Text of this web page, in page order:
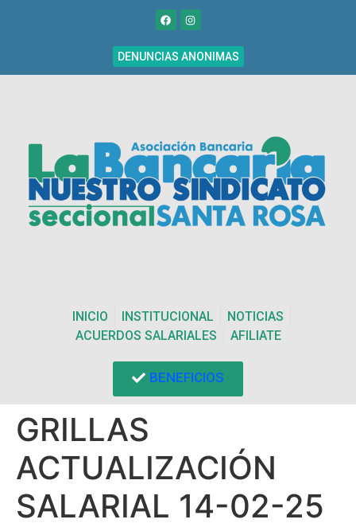
DENUNCIAS ANONIMAS
INICIO INSTITUCIONAL
NOTICIAS
ACUERDOS SALARIALES
AFILIATE
BENEFICIOS
GRILLAS
ACTUALIZACIÓN
SALARIAL 14-02-25